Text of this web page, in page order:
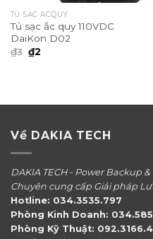
TỦ SẠC ACQUY
Tủ sạc ắc quy 110VDC
DaiKon D02
₫3 Giá
gốc
₫2Giá
Về DAKIA TECH
DAKIA TECH - Power Backup
Chuyên cung cấp Giải pháp
Hotline: 034.3535.797
Phòng Kinh Doanh:
Phòng Kỹ Thuật: